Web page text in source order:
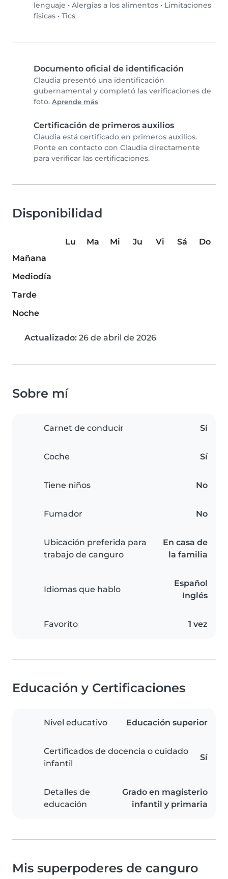
lenguaje • Alergias a los alimentos • Limitaciones
físicas • Tics
Documento oficial de identificación
Claudia presentó una identificación
gubernamental y completó las verificaciones de
foto. Aprende más
Certificación de primeros auxilios
Claudia está certificado en primeros auxilios.
Ponte en contacto con Claudia directamente
para verificar las certificaciones.
Disponibilidad
Lu Ma Mi Ju Vi Sá
Do
Mañana
Mediodía
Tarde
Noche
Actualizado: 26 de abril de 2026
Sobre mí
Carnet de conducir Sí
Coche Sí
Tiene niños No
Fumador No
Ubicación preferida para
trabajo de canguro
En casa de
la familia
Idiomas que hablo
Español
Inglés
Favorito 1 vez
Educación y Certificaciones
Nivel educativo Educación superior
Certificados de docencia o cuidado
infantil
Sí
Detalles de
educación
Grado en magisterio
infantil y primaria
Mis superpoderes de canguro